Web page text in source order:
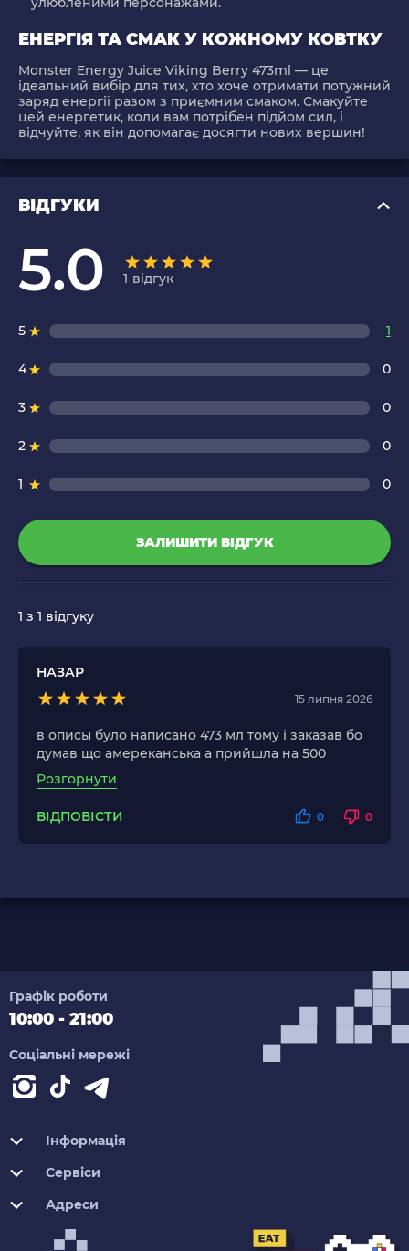
ЕНЕРГІЯ ТА СМАК У КОЖНОМУ КОВТКУ
Monster Energy Juice Viking Berry 473ml — це
ідеальний вибір для тих, хто хоче отримати потужний
заряд енергії разом з приємним смаком. Смакуйте
цей енергетик, коли вам потрібен підйом сил, і
відчуйте, як він допомагає досягти нових вершин!
ВІДГУКИ
5.0 1 відгук
5 1
4 0
3 0
2 0
1 0
ЗАЛИШИТИ ВІДГУК
1 з 1 відгуку
НАЗАР
15 липня 2026
в описы було написано 473 мл тому і заказав бо
думав що амереканська а прийшла на 500
Розгорнути
ВІДПОВІСТИ 0 0
Графік роботи
10:00 - 21:00
Соціальні мережі
Інформація
Сервіси
Адреси